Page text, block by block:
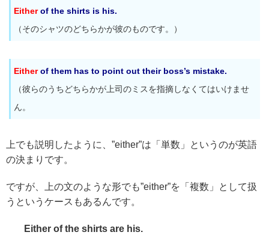
Either of the shirts is his.
（そのシャツのどちらかが彼のものです。）
Either of them has to point out their boss’s mistake.
（彼らのうちどちらかが上司のミスを指摘しなくてはいけませ
ん。
上でも説明したように、”either”は「単数」というのが英語
の決まりです。
ですが、上の文のような形でも”either”を「複数」として扱
うというケースもあるんです。
Either of the shirts are his.